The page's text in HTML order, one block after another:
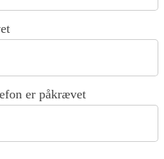
er påkrævet